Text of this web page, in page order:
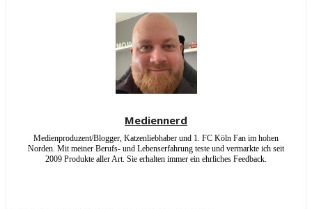
Mediennerd
Medienproduzent/Blogger, Katzenliebhaber und 1. FC Köln Fan im hohen
Norden. Mit meiner Berufs- und Lebenserfahrung teste und vermarkte ich seit
2009 Produkte aller Art. Sie erhalten immer ein ehrliches Feedback.